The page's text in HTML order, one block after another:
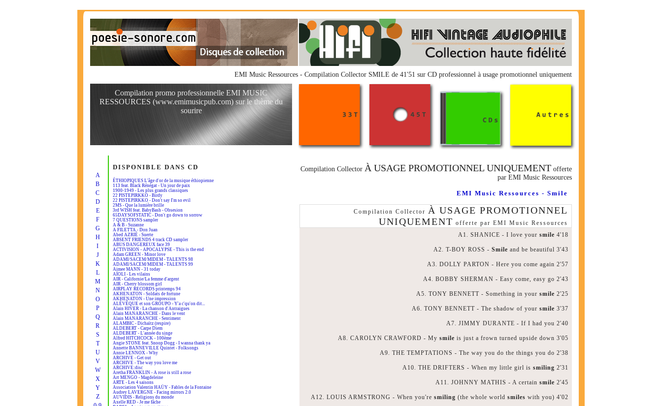
EMI Music Ressources - Compilation Collector SMILE de 41'51 sur CD professionnel à usage promotionnel uniquement
Compilation promo professionnelle EMI MUSIC
RESSOURCES (www.emimusicpub.com) sur le thème du
sourire
A
B
C
D
E
F
G
H
I
J
K
L
M
N
O
P
Q
R
S
T
U
V
W
X
Y
Z
DISPONIBLE DANS CD
ÉTHIOPIQUES L'âge d'or de la musique éthiopienne
113 feat. Black Rénégat - Un jour de paix
1900-1949 - Les plus grands classiques
22 PISTEPIRKKO - Birdy
22 PISTEPIRKKO - Don't say I'm so evil
2MS - Que la lumière brille
3rd WISH feat. BabyBash - Obsesion
65DAYSOFSTATIC - Don't go down to sorrow
7 QUESTIONS sampler
A & B - Suzanne
A FILETTA - Don Juan
Abed AZRIÉ - Suerte
ABSENT FRIENDS 4 track CD sampler
ABUS DANGEREUX face 39
ACTIVISION - APOCALYPSE - This is the end
Adam GREEN - Minor love
ADAMI/SACEM/MIDEM - TALENTS 98
ADAMI/SACEM/MIDEM - TALENTS 99
Aimee MANN - 31 today
AÏOLI - Les vilains
AIR - Californie/La femme d'argent
AIR - Cherry blossom girl
AIRPLAY RECORDS printemps 94
AKHENATON - Soldats de fortune
AKHENATON - Une impression
ALÉVÊQUE et son GROUPO - Y'a c'qu'on dit...
Alain HIVER - La chanson d'Antraigues
Alain MANARANCHE - Dans le vent
Alain MANARANCHE - Sentiment
ALAMBIC - Dichaïtz (respire)
ALDEBERT - Carpe Diem
ALDEBERT - L'année du singe
Alfred HITCHCOCK - 100ème
Angie STONE feat. Snoop Dogg - I wanna thank ya
Annette BANNEVILLE Quintet - Folksongs
Annie LENNOX - Why
ARCHIVE - Get out
ARCHIVE - The way you love me
ARCHIVE:disc
Aretha FRANKLIN - A rose is still a rose
Art MENGO - Magdeleine
ARTE - Les 4 saisons
Association Valentin HAÜY - Fables de la Fontaine
Audrey LAVERGNE - Facing mirrors 2.0
AUVIDIS - Religions du monde
Axelle RED - Je me fâche
Compilation Collector À USAGE PROMOTIONNEL UNIQUEMENT offerte
par EMI Music Ressources
EMI Music Ressources - Smile
Compilation Collector
À USAGE PROMOTIONNEL
UNIQUEMENT offerte par EMI Music Ressources
A1. SHANICE - I love your smile 4'18
A2. T-BOY ROSS - Smile and be beautiful 3'43
A3. DOLLY PARTON - Here you come again 2'57
A4. BOBBY SHERMAN - Easy come, easy go 2'43
A5. TONY BENNETT - Something in your smile 2'25
A6. TONY BENNETT - The shadow of your smile 3'37
A7. JIMMY DURANTE - If I had you 2'40
A8. CAROLYN CRAWFORD - My smile is just a frown turned upside down 3'05
A9. THE TEMPTATIONS - The way you do the things you do 2'38
A10. THE DRIFTERS - When my little girl is smiling 2'31
A11. JOHNNY MATHIS - A certain smile 2'45
A12. LOUIS ARMSTRONG - When you're smiling (the whole world smiles with you) 4'02